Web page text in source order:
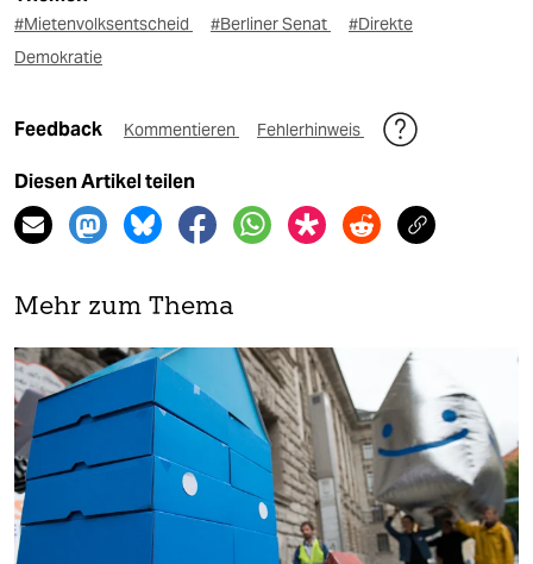
#Mietenvolksentscheid #Berliner Senat
#Direkte
Demokratie
Feedback Kommentieren Fehlerhinweis
Diesen Artikel teilen
Mehr zum Thema